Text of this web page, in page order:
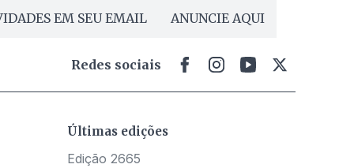
EM SEU EMAIL ANUNCIE AQUI
Redes sociais
Últimas edições
Edição 2665